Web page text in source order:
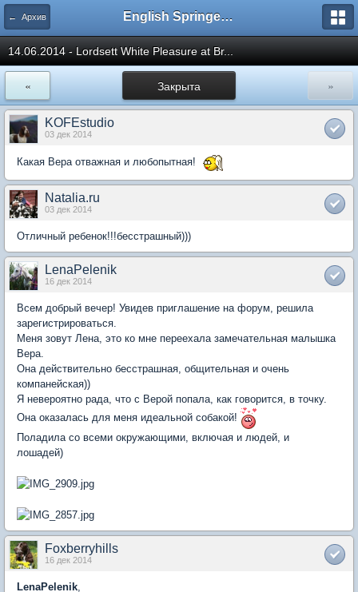
← Архив English Springer Spaniel Club
14.06.2014 - Lordsett White Pleasure at Br...
Закрыта
« »
KOFEstudio
03 дек 2014
Какая Вера отважная и любопытная!
Natalia.ru
03 дек 2014
Отличный ребенок!!!бесстрашный)))
LenaPelenik
16 дек 2014
Всем добрый вечер! Увидев приглашение на форум, решила
зарегистрироваться.
Меня зовут Лена, это ко мне переехала замечательная малышка
Вера.
Она действительно бесстрашная, общительная и очень
компанейская))
Я невероятно рада, что с Верой попала, как говорится, в точку.
Она оказалась для меня идеальной собакой!
Поладила со всеми окружающими, включая и людей, и
лошадей)
Foxberryhills
16 дек 2014
LenaPelenik,